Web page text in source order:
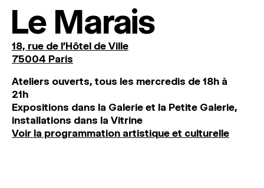
Le Marais
18, rue de l'Hôtel de Ville
75004 Paris
Ateliers ouverts, tous les mercredis de 18h à
21h
Expositions dans la Galerie et la Petite Galerie,
installations dans la Vitrine
Voir la programmation artistique et culturelle